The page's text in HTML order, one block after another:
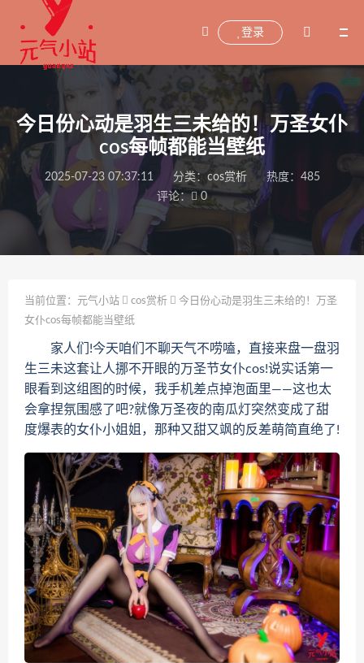
登录
今日份心动是羽生三未给的！万圣女仆
cos每帧都能当壁纸
2025-07-23 07:37:11 分类： cos赏析
热度：485
评论： 0
当前位置： 元气小站 cos赏析
今日份心动是羽生三未给的！万圣
女仆cos每帧都能当壁纸
家人们!今天咱们不聊天气不唠嗑，直接来盘一盘羽
生三未这套让人挪不开眼的万圣节女仆cos!说实话第一
眼看到这组图的时候，我手机差点掉泡面里——这也太
会拿捏氛围感了吧?就像万圣夜的南瓜灯突然变成了甜
度爆表的女仆小姐姐，那种又甜又飒的反差萌简直绝了!